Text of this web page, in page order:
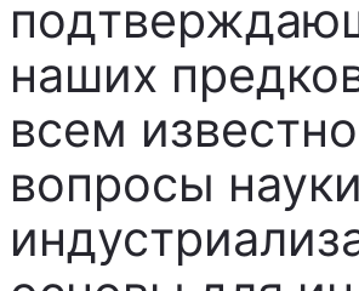
наших
всем
вопросы